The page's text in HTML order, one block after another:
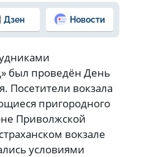
Дзен Новости
был проведён День
Посетители вокзала
пригородного
Приволжской
вокзале
условиями